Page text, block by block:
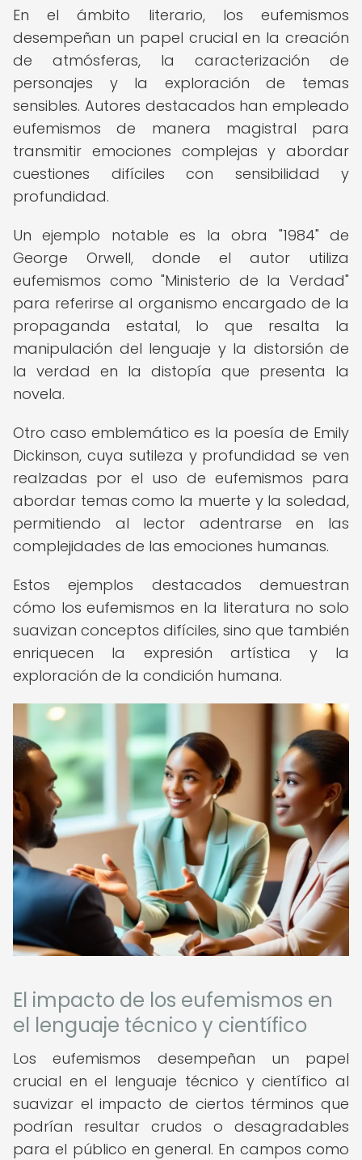
En el ámbito literario, los eufemismos
desempeñan un papel crucial en la creación
de atmósferas, la caracterización de
personajes y la exploración de temas
sensibles. Autores destacados han empleado
eufemismos de manera magistral para
transmitir emociones complejas y abordar
cuestiones difíciles con sensibilidad y
profundidad.
Un ejemplo notable es la obra "1984" de
George Orwell, donde el autor utiliza
eufemismos como "Ministerio de la Verdad"
para referirse al organismo encargado de la
propaganda estatal, lo que resalta la
manipulación del lenguaje y la distorsión de
la verdad en la distopía que presenta la
novela.
Otro caso emblemático es la poesía de Emily
Dickinson, cuya sutileza y profundidad se ven
realzadas por el uso de eufemismos para
abordar temas como la muerte y la soledad,
permitiendo al lector adentrarse en las
complejidades de las emociones humanas.
Estos ejemplos destacados demuestran
cómo los eufemismos en la literatura no solo
suavizan conceptos difíciles, sino que también
enriquecen la expresión artística y la
exploración de la condición humana.
El impacto de los eufemismos en
el lenguaje técnico y científico
Los eufemismos desempeñan un papel
crucial en el lenguaje técnico y científico al
suavizar el impacto de ciertos términos que
podrían resultar crudos o desagradables
para el público en general. En campos como